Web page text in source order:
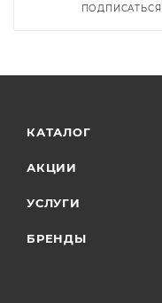
ПОДПИСАТЬСЯ
КАТАЛОГ
АКЦИИ
УСЛУГИ
БРЕНДЫ